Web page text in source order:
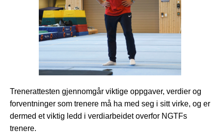
Trenerattesten gjennomgår viktige oppgaver, verdier og
forventninger som trenere må ha med seg i sitt virke, og er
dermed et viktig ledd i verdiarbeidet overfor NGTFs
trenere.